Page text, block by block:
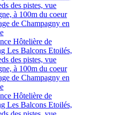
des pistes, vue
à 100m du coeur
de Champagny en
Hôtelière de
Les Balcons Etoilés,
des pistes, vue
à 100m du coeur
de Champagny en
Hôtelière de
Les Balcons Etoilés,